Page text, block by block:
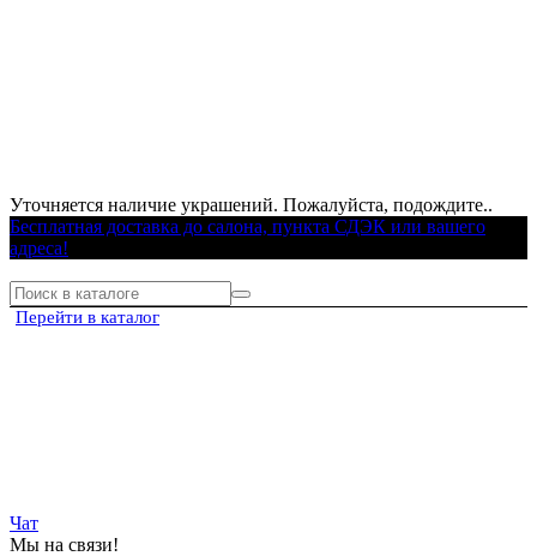
Уточняется наличие украшений. Пожалуйста, подождите..
Бесплатная доставка до салона, пункта СДЭК или вашего
адреса!
Перейти в каталог
Чат
Мы на связи!